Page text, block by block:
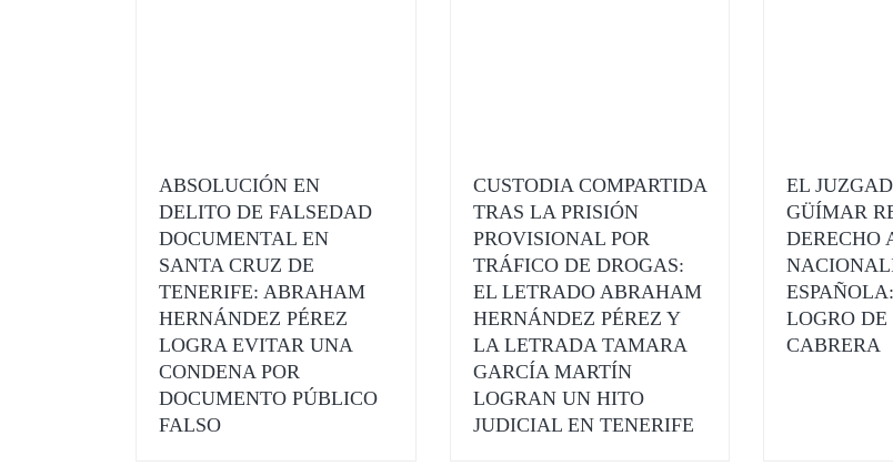
ABSOLUCIÓN EN
DELITO DE FALSEDAD
DOCUMENTAL EN
SANTA CRUZ DE
TENERIFE: ABRAHAM
HERNÁNDEZ PÉREZ
LOGRA EVITAR UNA
CONDENA POR
DOCUMENTO PÚBLICO
FALSO
CUSTODIA COMPARTIDA
TRAS LA PRISIÓN
PROVISIONAL POR
TRÁFICO DE DROGAS:
EL LETRADO ABRAHAM
HERNÁNDEZ PÉREZ Y
LA LETRADA TAMARA
GARCÍA MARTÍN
LOGRAN UN HITO
JUDICIAL EN TENERIFE
EL
GÜÍMAR
DERECHO
LOGRO
CABRERA